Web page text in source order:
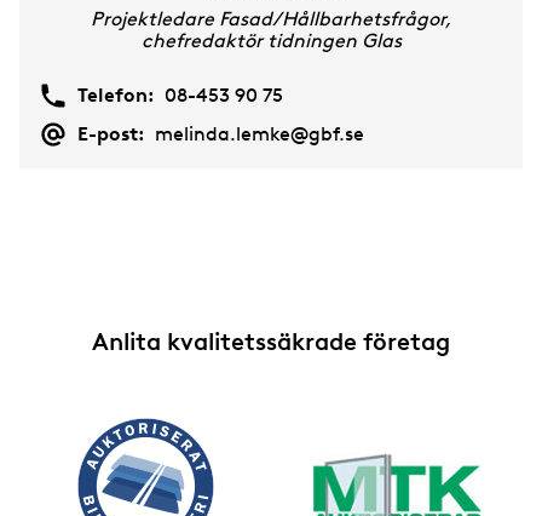
Projektledare Fasad/Hållbarhetsfrågor,
chefredaktör tidningen Glas
Telefon: 08-453 90 75
E-post: melinda.lemke@gbf.se
Anlita kvalitetssäkrade företag